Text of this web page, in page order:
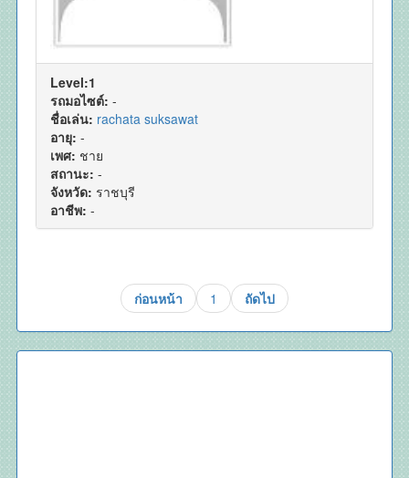
Level:1
รถมอไซต์: -
ชื่อเล่น: rachata suksawat
อายุ: -
เพศ: ชาย
สถานะ: -
จังหวัด: ราชบุรี
อาชีพ: -
ก่อนหน้า 1 ถัดไป